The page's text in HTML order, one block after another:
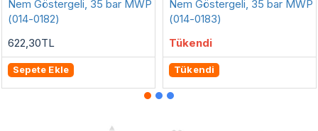
Nem Göstergeli, 35 bar MWP
(014-0182)
622,30TL
Sepete Ekle
Nem Göstergeli, 35 bar MWP
(014-0183)
Tükendi
Tükendi